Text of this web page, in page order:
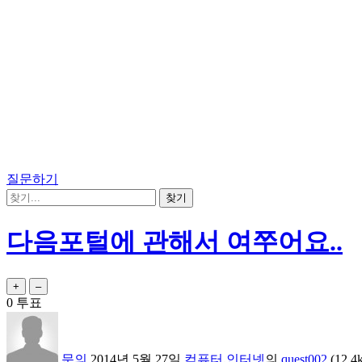
질문하기
다음포털에 관해서 여쭈어요..
0 투표
문의 2014년 5월 27일 컴퓨터,인터넷의 quest002 (